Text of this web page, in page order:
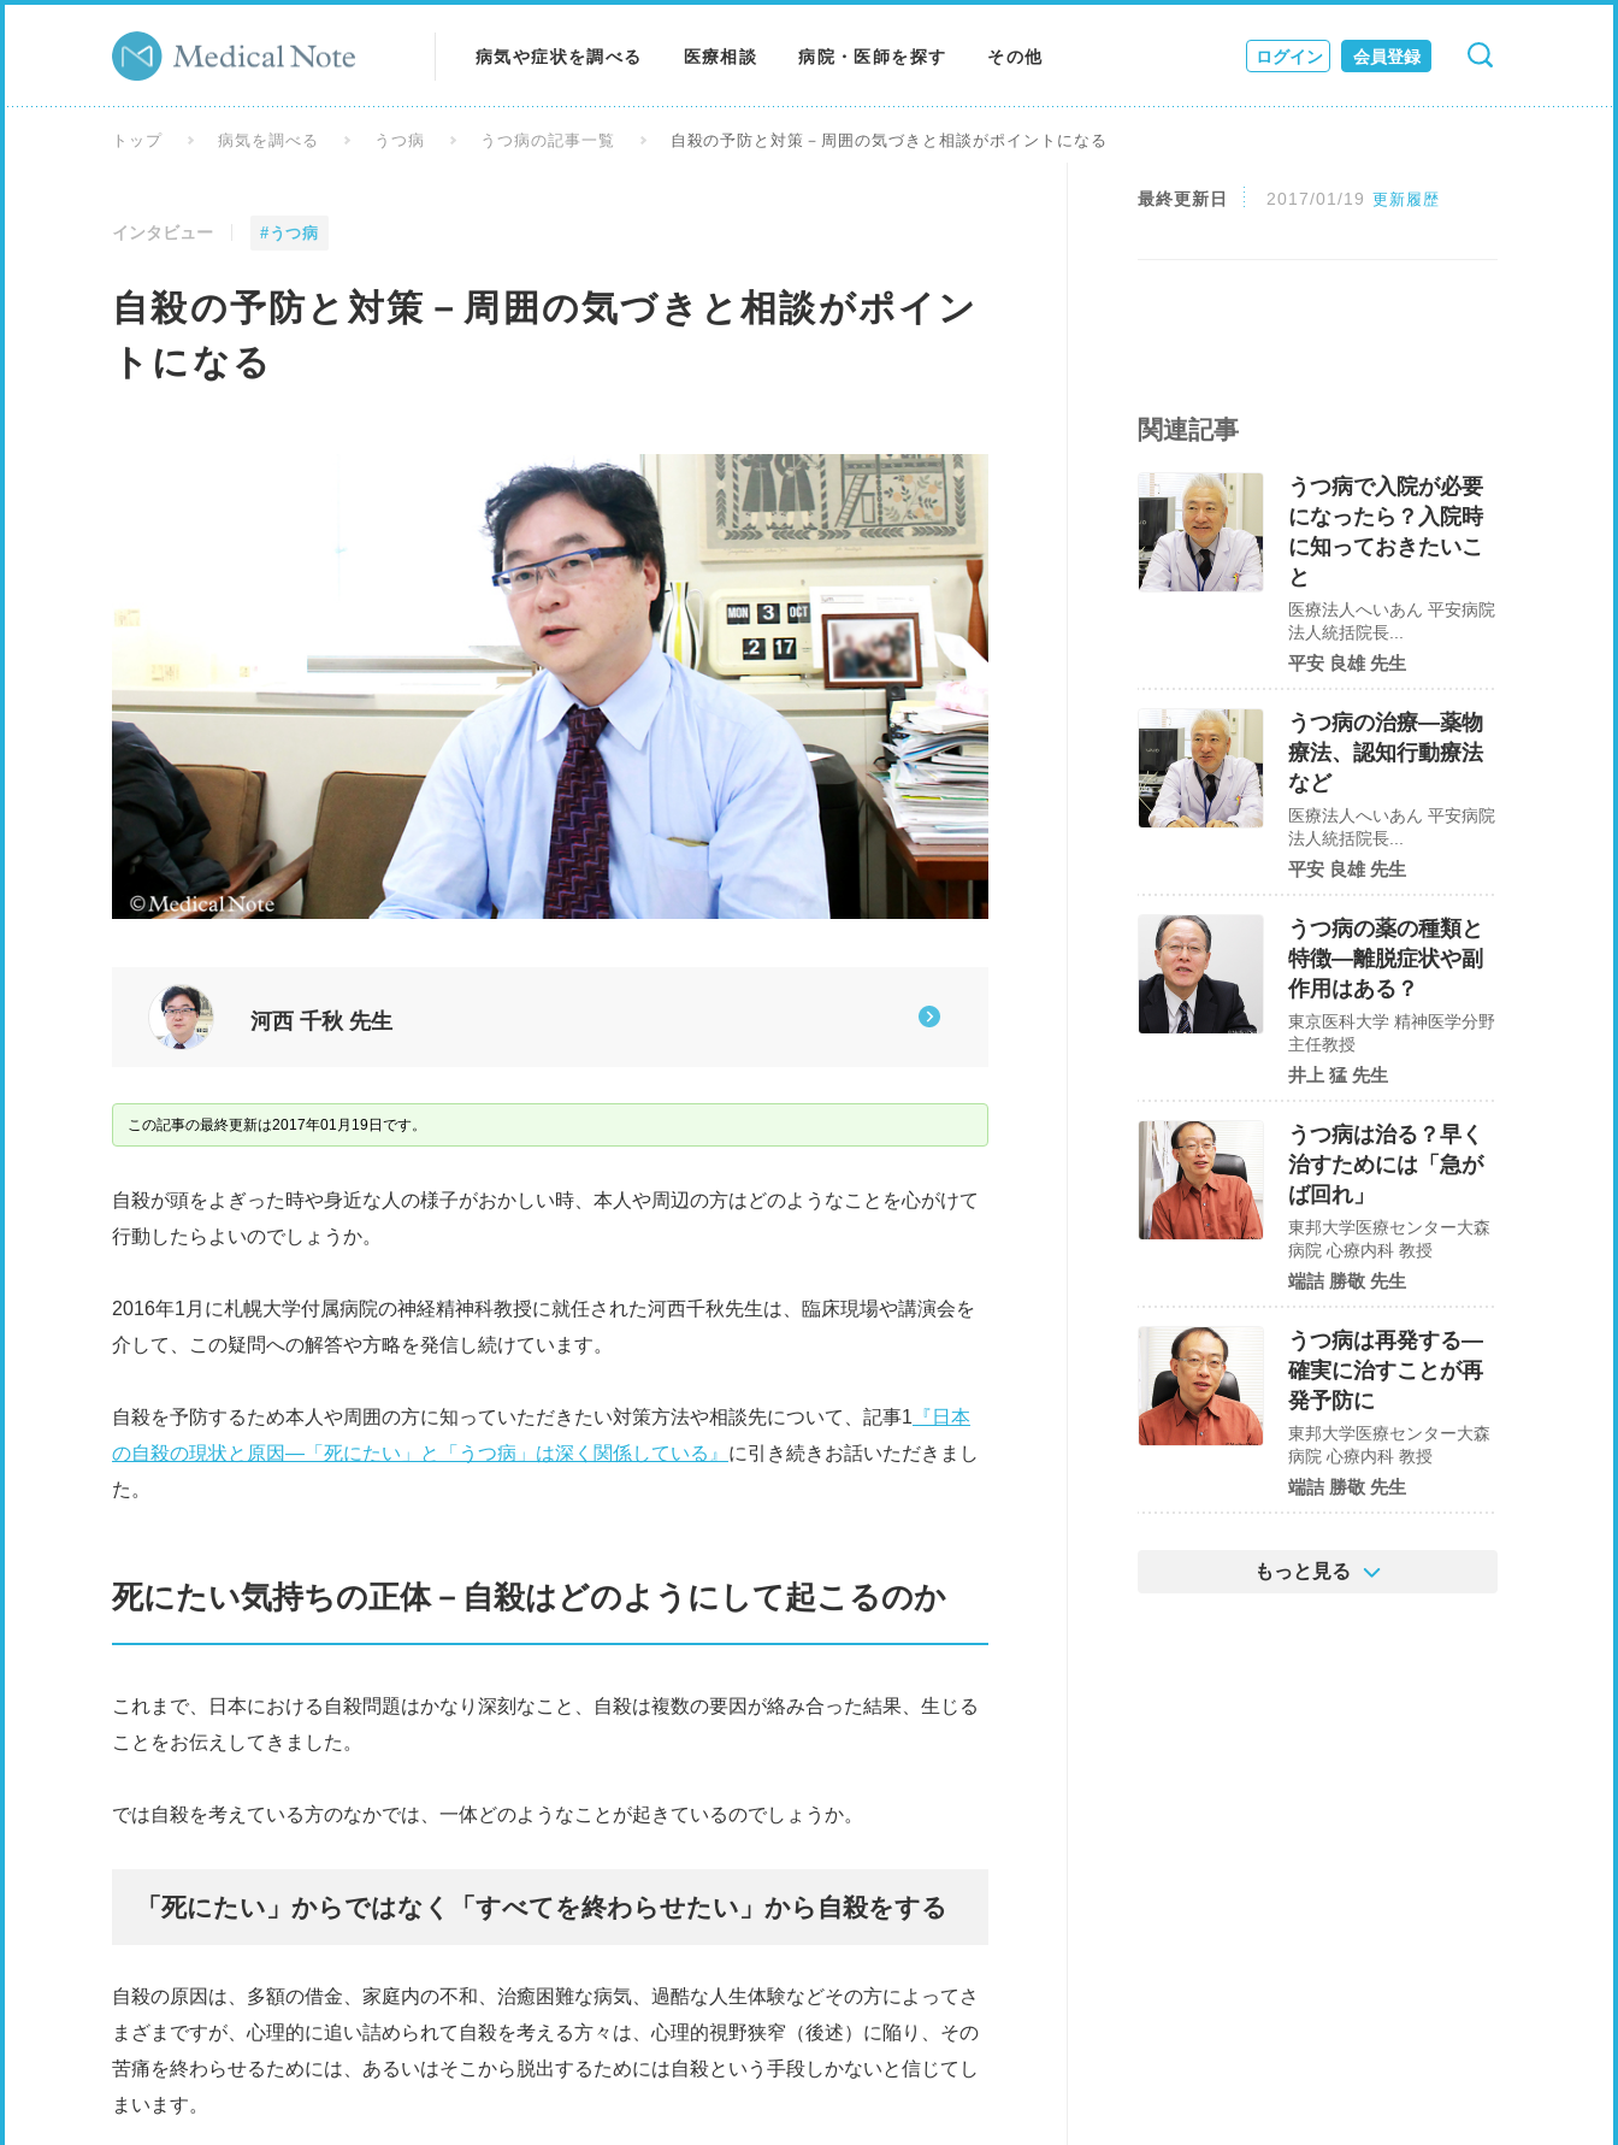
病気や症状を調べる 医療相談 病院・医師を探す その他 ログイン 会員登録
検索 キャンセル
トップ 病気を調べる うつ病 うつ病の記事一覧 自殺の予防と対策－周囲の気づきと相談がポイントになる
インタビュー #うつ病
自殺の予防と対策－周囲の気づきと相談がポイン
トになる
河西 千秋 先生
この記事の最終更新は2017年01月19日です。
自殺が頭をよぎった時や身近な人の様子がおかしい時、本人や周辺の方はどのようなことを心がけて
行動したらよいのでしょうか。
2016年1月に札幌大学付属病院の神経精神科教授に就任された河西千秋先生は、臨床現場や講演会を
介して、この疑問への解答や方略を発信し続けています。
自殺を予防するため本人や周囲の方に知っていただきたい対策方法や相談先について、記事1 『日本
の自殺の現状と原因―「死にたい」と「うつ病」は深く関係している』 に引き続きお話いただきまし
た。
死にたい気持ちの正体－自殺はどのようにして起こるのか
これまで、日本における自殺問題はかなり深刻なこと、自殺は複数の要因が絡み合った結果、生じる
ことをお伝えしてきました。
では自殺を考えている方のなかでは、一体どのようなことが起きているのでしょうか。
「死にたい」からではなく「すべてを終わらせたい」から自殺をする
自殺の原因は、多額の借金、家庭内の不和、治癒困難な病気、過酷な人生体験などその方によってさ
まざまですが、心理的に追い詰められて自殺を考える方々は、心理的視野狭窄（後述）に陥り、その
苦痛を終わらせるためには、あるいはそこから脱出するためには自殺という手段しかないと信じてし
まいます。
最終更新日 2017/01/19 更新履歴
関連記事
うつ病で入院が必要
になったら？入院時
に知っておきたいこ
と
医療法人へいあん 平安病院
法人統括院長...
平安 良雄 先生
うつ病の治療―薬物
療法、認知行動療法
など
医療法人へいあん 平安病院
法人統括院長...
平安 良雄 先生
うつ病の薬の種類と
特徴—離脱症状や副
作用はある？
東京医科大学 精神医学分野
主任教授
井上 猛 先生
うつ病は治る？早く
治すためには「急が
ば回れ」
東邦大学医療センター大森
病院 心療内科 教授
端詰 勝敬 先生
うつ病は再発する―
確実に治すことが再
発予防に
東邦大学医療センター大森
病院 心療内科 教授
端詰 勝敬 先生
もっと見る